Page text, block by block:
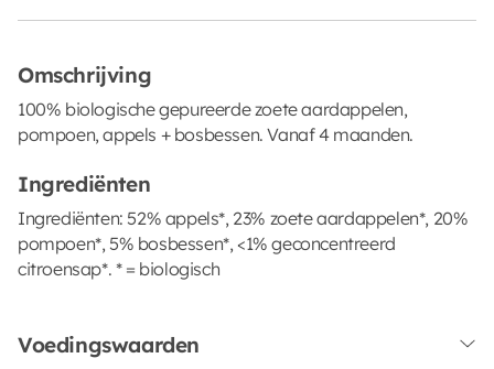
Omschrijving
100% biologische gepureerde zoete aardappelen,
pompoen, appels + bosbessen. Vanaf 4 maanden.
Ingrediënten
Ingrediënten: 52% appels*, 23% zoete aardappelen*, 20%
pompoen*, 5% bosbessen*, <1% geconcentreerd
citroensap*. * = biologisch
Voedingswaarden